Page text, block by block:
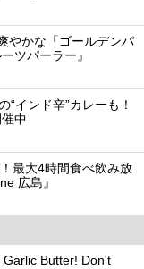
やかな「ゴールデンパ
ツパーラー』
インド辛”カレーも！
中
最大4時間食べ飲み放
広島』
Garlic Butter! Don't